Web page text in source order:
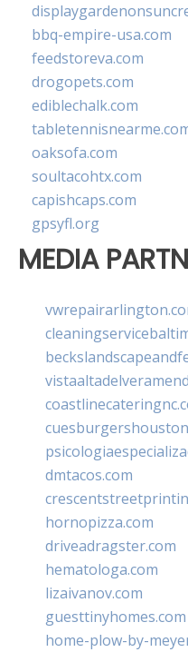
bbq-empire-usa.com
feedstoreva.com
drogopets.com
ediblechalk.com
oaksofa.com
soultacohtx.com
capishcaps.com
gpsyfl.org
MEDIA
dmtacos.com
hornopizza.com
driveadragster.com
hematologa.com
lizaivanov.com
guesttinyhomes.com
home-plow-by-